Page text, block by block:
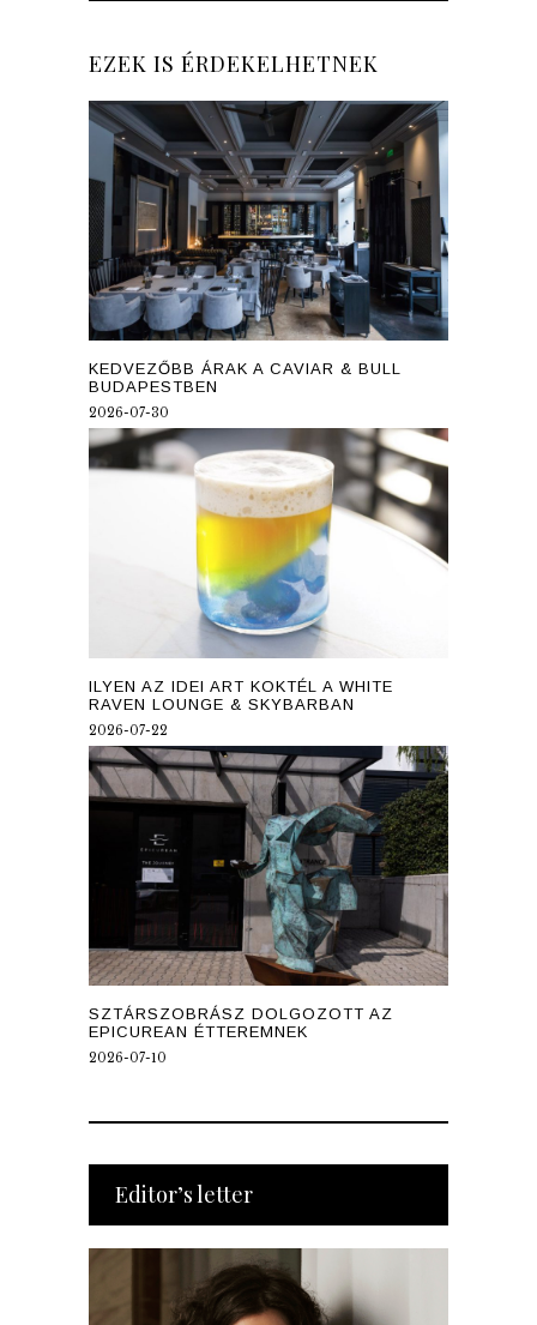
EZEK IS ÉRDEKELHETNEK
KEDVEZŐBB ÁRAK A CAVIAR & BULL
BUDAPESTBEN
2026-07-30
ILYEN AZ IDEI ART KOKTÉL A WHITE
RAVEN LOUNGE & SKYBARBAN
2026-07-22
SZTÁRSZOBRÁSZ DOLGOZOTT AZ
EPICUREAN ÉTTEREMNEK
2026-07-10
Editor’s letter